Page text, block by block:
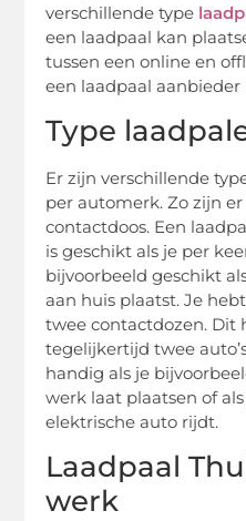
verschillende type
een laadpaal kan
tussen een online en
een laadpaal aanbieder
Type
Er zijn verschillende
per automerk. Zo zijn
contactdoos. Een
is geschikt als je per
bijvoorbeeld geschikt
aan huis plaatst. Je
twee contactdozen. Dit
tegelijkertijd twee
handig als je
werk laat plaatsen of
elektrische auto rijdt.
Laadpaal
werk